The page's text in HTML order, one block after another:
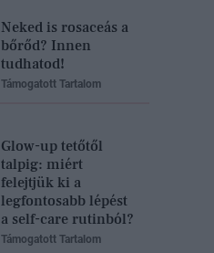
Neked is rosaceás a
bőrőd? Innen
tudhatod!
Támogatott Tartalom
Glow-up tetőtől
talpig: miért
felejtjük ki a
legfontosabb lépést
a self-care rutinból?
Támogatott Tartalom